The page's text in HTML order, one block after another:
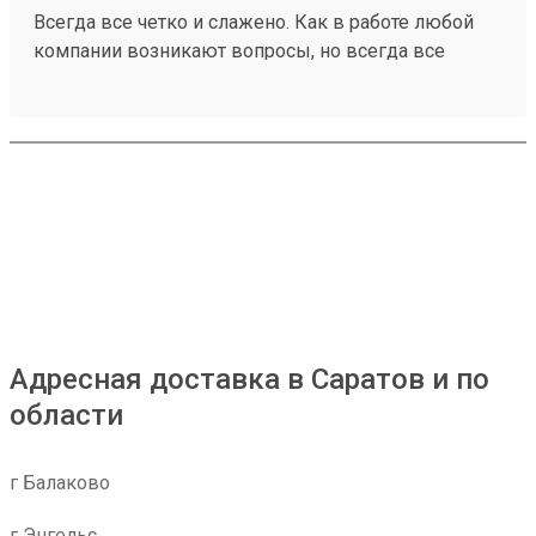
Всегда все четко и слажено. Как в работе любой
компании возникают вопросы, но всегда все
Адресная доставка в Саратов и по
области
г Балаково